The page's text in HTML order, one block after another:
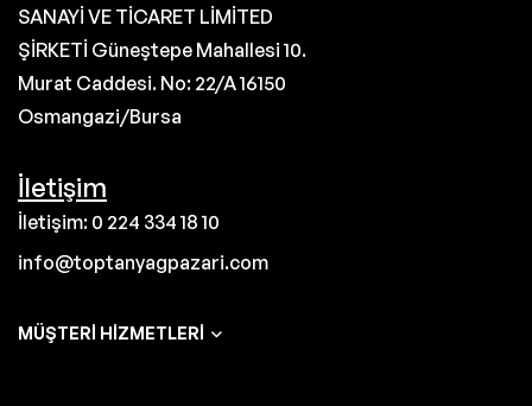
SANAYİ VE TİCARET LİMİTED
ŞİRKETİ Güneştepe Mahallesi 10.
Murat Caddesi. No: 22/A 16150
Osmangazi/Bursa
İletişim
İletişim: 0 224 334 18 10
info@toptanyagpazari.com
MÜŞTERI HIZMETLERI